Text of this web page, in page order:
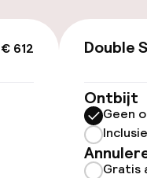
€ 612 Double
Ontbijt
Geen
Gratis